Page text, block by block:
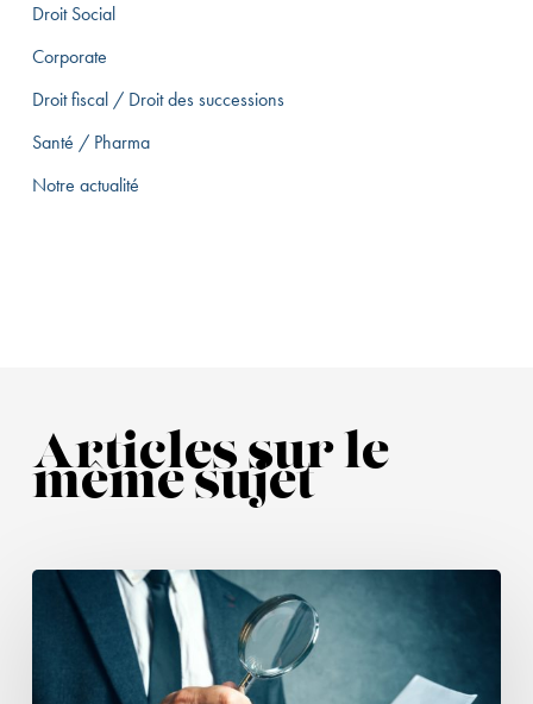
Droit Social
Corporate
Droit fiscal / Droit des successions
Santé / Pharma
Notre actualité
Articles sur le
même sujet
Lutte
contre
greenwashing :